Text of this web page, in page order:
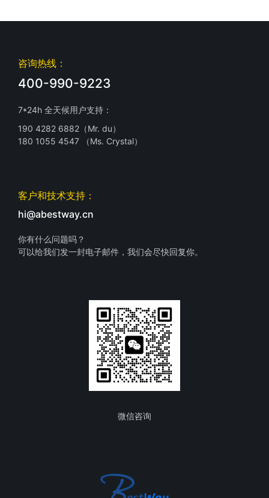
咨询热线：
400-990-9223
7*24h 全天候用户支持：
190 4282 6882（Mr. du）
180 1055 4547 （Ms. Crystal）
客户和技术支持：
hi@abestway.cn
你有什么问题吗？
可以给我们发一封电子邮件，我们会尽快回复你。
微信咨询